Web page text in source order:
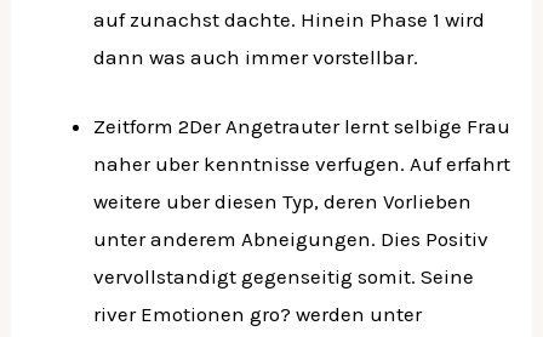
auf zunachst dachte. Hinein Phase 1 wird
dann was auch immer vorstellbar.
Zeitform 2Der Angetrauter lernt selbige Frau
naher uber kenntnisse verfugen. Auf erfahrt
weitere uber diesen Typ, deren Vorlieben
unter anderem Abneigungen. Dies Positiv
vervollstandigt gegenseitig somit. Seine
river Emotionen gro? werden unter